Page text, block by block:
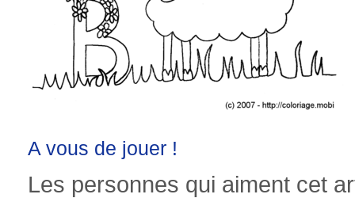
A vous de jouer !
Les personnes qui aiment cet